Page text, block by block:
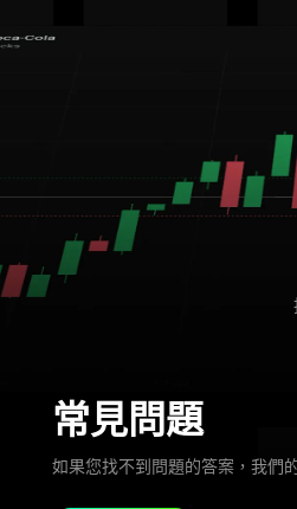
常見問題
如果您找不到問題的答案，我們